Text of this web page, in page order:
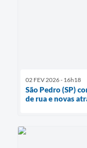
02 FEV 2026 - 16h18
São Pedro (SP)
de rua e novas